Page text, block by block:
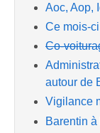
Aoc, Aop,
Ce mois-
Co-
autour de
Vigilance
Barentin